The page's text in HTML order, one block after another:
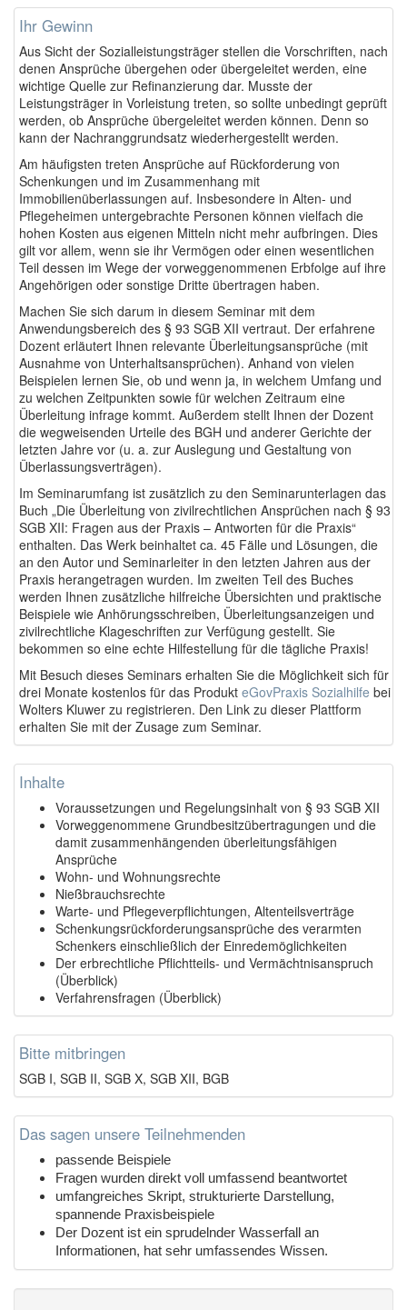
Ihr Gewinn
Aus Sicht der Sozialleistungsträger stellen die Vorschriften, nach
denen Ansprüche übergehen oder übergeleitet werden, eine
wichtige Quelle zur Refinanzierung dar. Musste der
Leistungsträger in Vorleistung treten, so sollte unbedingt geprüft
werden, ob Ansprüche übergeleitet werden können. Denn so
kann der Nachranggrundsatz wiederhergestellt werden.
Am häufigsten treten Ansprüche auf Rückforderung von
Schenkungen und im Zusammenhang mit
Immobilienüberlassungen auf. Insbesondere in Alten- und
Pflegeheimen untergebrachte Personen können vielfach die
hohen Kosten aus eigenen Mitteln nicht mehr aufbringen. Dies
gilt vor allem, wenn sie ihr Vermögen oder einen wesentlichen
Teil dessen im Wege der vorweggenommenen Erbfolge auf ihre
Angehörigen oder sonstige Dritte übertragen haben.
Machen Sie sich darum in diesem Seminar mit dem
Anwendungsbereich des § 93 SGB XII vertraut. Der erfahrene
Dozent erläutert Ihnen relevante Überleitungsansprüche (mit
Ausnahme von Unterhaltsansprüchen). Anhand von vielen
Beispielen lernen Sie, ob und wenn ja, in welchem Umfang und
zu welchen Zeitpunkten sowie für welchen Zeitraum eine
Überleitung infrage kommt. Außerdem stellt Ihnen der Dozent
die wegweisenden Urteile des BGH und anderer Gerichte der
letzten Jahre vor (u. a. zur Auslegung und Gestaltung von
Überlassungsverträgen).
Im Seminarumfang ist zusätzlich zu den Seminarunterlagen das
Buch „Die Überleitung von zivilrechtlichen Ansprüchen nach § 93
SGB XII: Fragen aus der Praxis – Antworten für die Praxis“
enthalten. Das Werk beinhaltet ca. 45 Fälle und Lösungen, die
an den Autor und Seminarleiter in den letzten Jahren aus der
Praxis herangetragen wurden. Im zweiten Teil des Buches
werden Ihnen zusätzliche hilfreiche Übersichten und praktische
Beispiele wie Anhörungsschreiben, Überleitungsanzeigen und
zivilrechtliche Klageschriften zur Verfügung gestellt. Sie
bekommen so eine echte Hilfestellung für die tägliche Praxis!
Mit Besuch dieses Seminars erhalten Sie die Möglichkeit sich für
drei Monate kostenlos für das Produkt eGovPraxis Sozialhilfe bei
Wolters Kluwer zu registrieren. Den Link zu dieser Plattform
erhalten Sie mit der Zusage zum Seminar.
Inhalte
Voraussetzungen und Regelungsinhalt von § 93 SGB XII
Vorweggenommene Grundbesitzübertragungen und die
damit zusammenhängenden überleitungsfähigen
Ansprüche
Wohn- und Wohnungsrechte
Nießbrauchsrechte
Warte- und Pflegeverpflichtungen, Altenteilsverträge
Schenkungsrückforderungsansprüche des verarmten
Schenkers einschließlich der Einredemöglichkeiten
Der erbrechtliche Pflichtteils- und Vermächtnisanspruch
(Überblick)
Verfahrensfragen (Überblick)
Bitte mitbringen
SGB I, SGB II, SGB X, SGB XII, BGB
Das sagen unsere Teilnehmenden
passende Beispiele
Fragen wurden direkt voll umfassend beantwortet
umfangreiches Skript, strukturierte Darstellung,
spannende Praxisbeispiele
Der Dozent ist ein sprudelnder Wasserfall an
Informationen, hat sehr umfassendes Wissen.